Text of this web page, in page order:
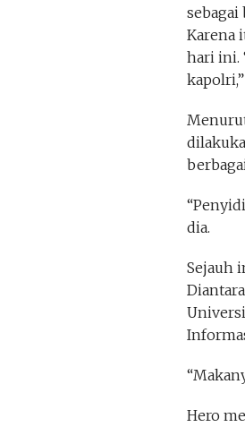
sebagai
Karena
hari ini.
dia.
Sejauh
Hero